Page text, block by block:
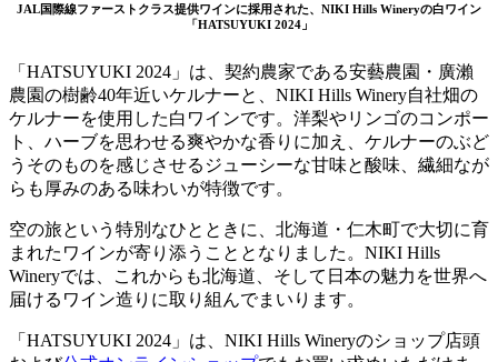
JAL国際線ファーストクラス提供ワインに採用された、NIKI Hills Wineryの白ワイン
「HATSUYUKI 2024」
「HATSUYUKI 2024」は、契約農家である安藝農園・廣瀨
農園の樹齢40年近いケルナーと、NIKI Hills Winery自社畑の
ケルナーを使用した白ワインです。洋梨やリンゴのコンポー
ト、ハーブを思わせる爽やかな香りに加え、ケルナーのぶど
うそのものを感じさせるジューシーな甘味と酸味、繊細なが
らも厚みのある味わいが特徴です。
空の旅という特別なひとときに、北海道・仁木町で大切に育
まれたワインが寄り添うこととなりました。NIKI Hills
Wineryでは、これからも北海道、そして日本の魅力を世界へ
届けるワイン造りに取り組んでまいります。
「HATSUYUKI 2024」は、NIKI Hills Wineryのショップ店頭